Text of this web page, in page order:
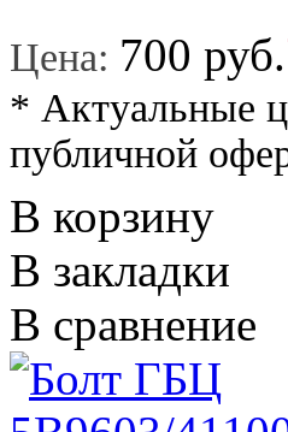
Цена: 700 руб.
* Актуальные
публичной
В корзину
В закладки
В сравнение